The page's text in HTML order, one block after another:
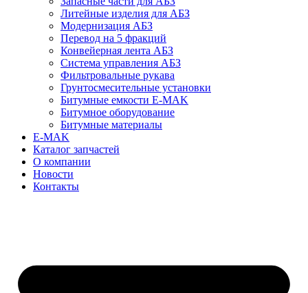
Литейные изделия для АБЗ
Модернизация АБЗ
Перевод на 5 фракций
Конвейерная лента АБЗ
Система управления АБЗ
Фильтровальные рукава
Грунтосмесительные установки
Битумные емкости E-MAK
Битумное оборудование
Битумные материалы
E-MAK
Каталог запчастей
О компании
Новости
Контакты